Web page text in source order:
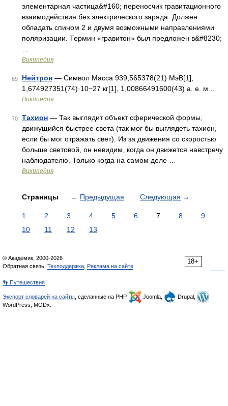
элементарная частица&#160; переносчик гравитационного
взаимодействия без электрического заряда. Должен
обладать спином 2 и двумя возможными направлениями
поляризации. Термин «гравитон» был предложен в&#8230;
Википедия
69 Нейтрон — Символ Масса 939,565378(21) МэВ[1],
1,674927351(74)·10−27 кг[1], 1,00866491600(43) а. е. м …
Википедия
70 Тахион — Так выглядит объект сферической формы,
движущийся быстрее света (так мог бы выглядеть тахион,
если бы мог отражать свет). Из за движения со скоростью
больше световой, он невидим, когда он движется навстречу
наблюдателю. Только когда на самом деле …
Википедия
Страницы ← Предыдущая Следующая →
1 2 3 4 5 6 7 8
9
10
11 12 13
18+
© Академик, 2000-2026
Обратная связь: Техподдержка Реклама на сайте
👣 Путешествия
Экспорт словарей на сайты , сделанные на PHP, Joomla,
Drupal,
WordPress, MODx.